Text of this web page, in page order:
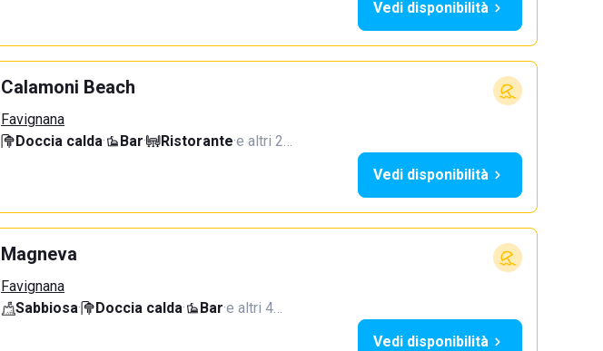
Vedi disponibilità
Calamoni Beach
Favignana
Doccia calda· Bar· Ristorante·e altri 2…
Vedi disponibilità
Magneva
Favignana
Sabbiosa· Doccia calda· Bar·e altri 4…
Vedi disponibilità